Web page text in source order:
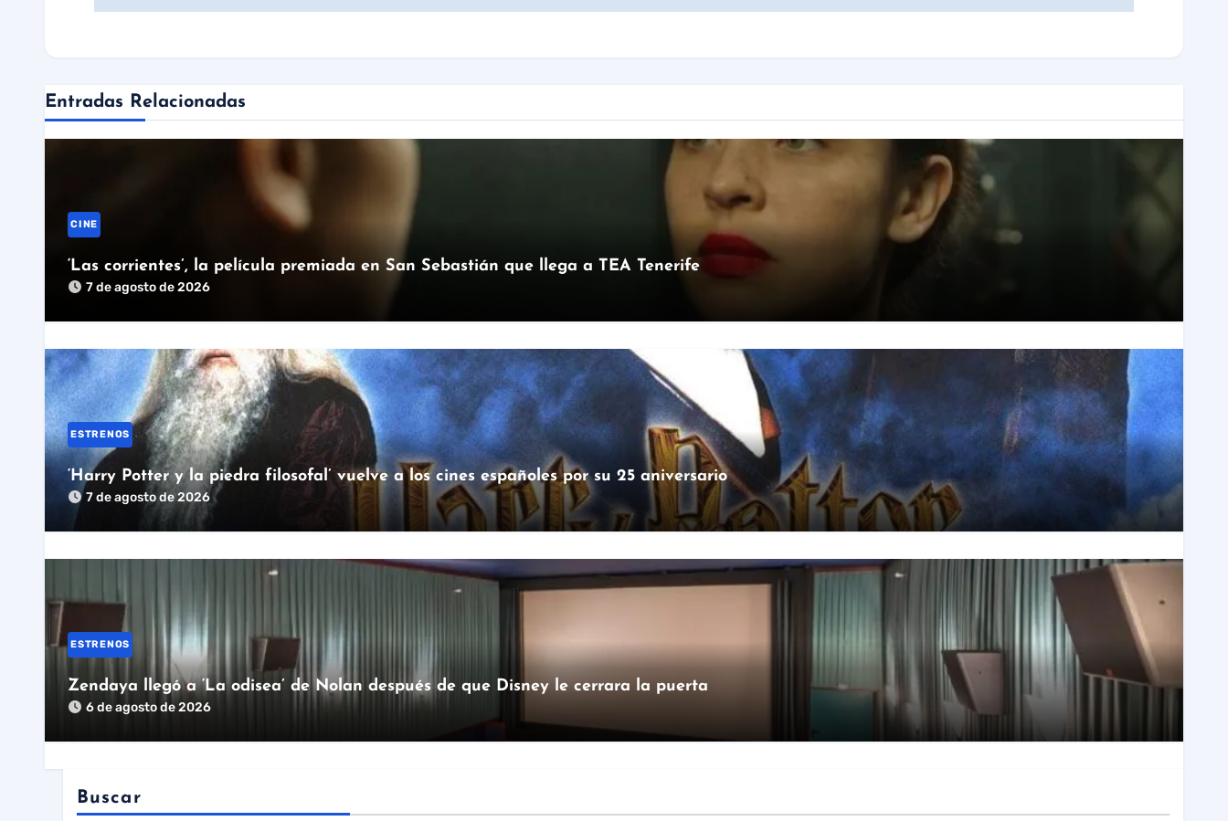
Entradas Relacionadas
CINE
‘Las corrientes’, la película premiada en San Sebastián que llega a TEA Tenerife
7 de agosto de 2026
ESTRENOS
‘Harry Potter y la piedra filosofal’ vuelve a los cines españoles por su 25 aniversario
7 de agosto de 2026
ESTRENOS
Zendaya llegó a ‘La odisea’ de Nolan después de que Disney le cerrara la puerta
6 de agosto de 2026
Buscar